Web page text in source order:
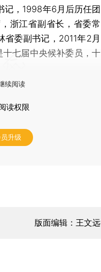
记，1998年6月后历任团
浙江省副省长，省委常
委副书记，2011年2月
七届中央候补委员，十
续阅读
读权限
升级
版面编辑：王文远